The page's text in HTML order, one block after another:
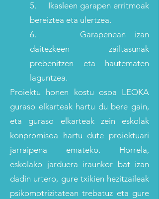
5. Ikasleen garapen erritmoak
bereiztea eta ulertzea.
6. Garapenean izan
daitezkeen zailtasunak
prebenitzen eta hautematen
laguntzea.
Proiektu honen kostu osoa LEOKA
guraso elkarteak hartu du bere gain,
eta guraso elkarteak zein eskolak
konpromisoa hartu dute proiektuari
jarraipena emateko. Horrela,
eskolako jarduera iraunkor bat izan
dadin urtero, gure txikien hezitzaileak
psikomotrizitatean trebatuz eta gure